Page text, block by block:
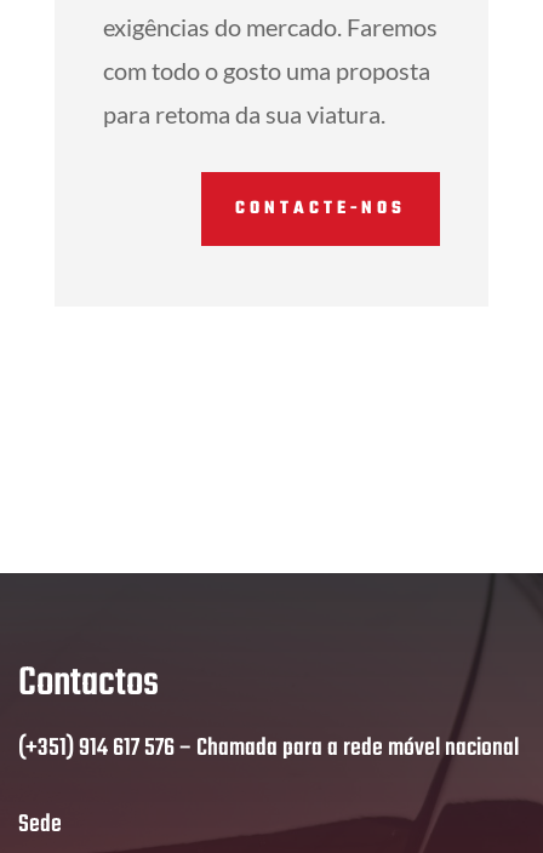
exigências do mercado. Faremos
com todo o gosto uma proposta
para retoma da sua viatura.
CONTACTE-NOS
Contactos
(+351) 914 617 576 – Chamada para a rede móvel nacional
Sede